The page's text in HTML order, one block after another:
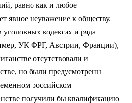
равно как и любое
явное неуважение к обществу.
кодексах и ряда
УК ФРГ, Австрии, Франции),
отсутствовали и
но были предусмотрены
российском
получили бы квалификацию